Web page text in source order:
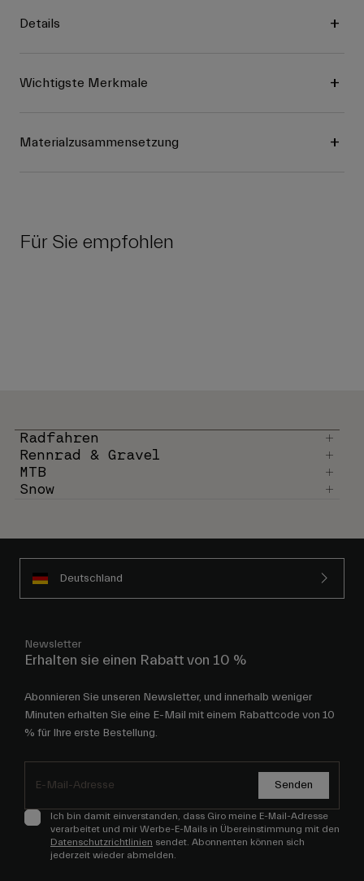
Details
Wichtigste Merkmale
Materialzusammensetzung
Für Sie empfohlen
Radfahren
Rennrad & Gravel
MTB
Snow
Deutschland
Newsletter
Erhalten sie einen Rabatt von 10 %
Abonnieren Sie unseren Newsletter, und innerhalb weniger
Minuten erhalten Sie eine E-Mail mit einem Rabattcode von 10
% für Ihre erste Bestellung.
Senden
Ich bin damit einverstanden, dass Giro meine E-Mail-Adresse
verarbeitet und mir Werbe-E-Mails in Übereinstimmung mit den
Datenschutzrichtlinien sendet. Abonnenten können sich
jederzeit wieder abmelden.